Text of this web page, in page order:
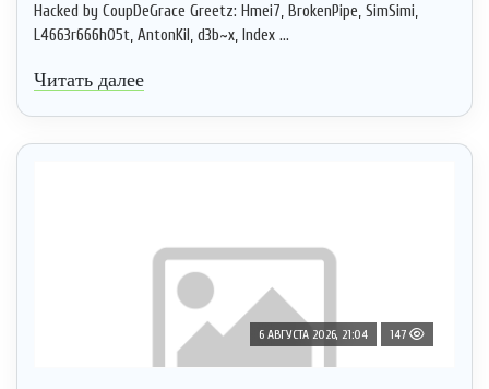
Hacked by CoupDeGrace Greetz: Hmei7, BrokenPipe, SimSimi,
L4663r666h05t, AntonKil, d3b~x, Index ...
Читать далее
6 АВГУСТА 2026, 21:04 147